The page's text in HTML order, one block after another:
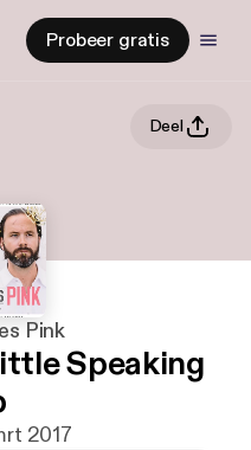
Probeer gratis
Deel
Pink
Speaking
2017